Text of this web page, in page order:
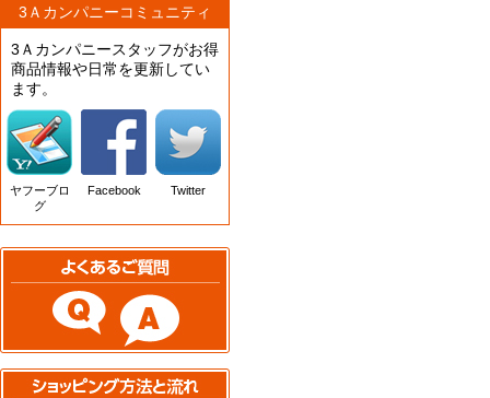
3Ａカンパニーコミュニティ
3Ａカンパニースタッフがお得
商品情報や日常を更新してい
ます。
ヤフーブロ
グ
Facebook Twitter